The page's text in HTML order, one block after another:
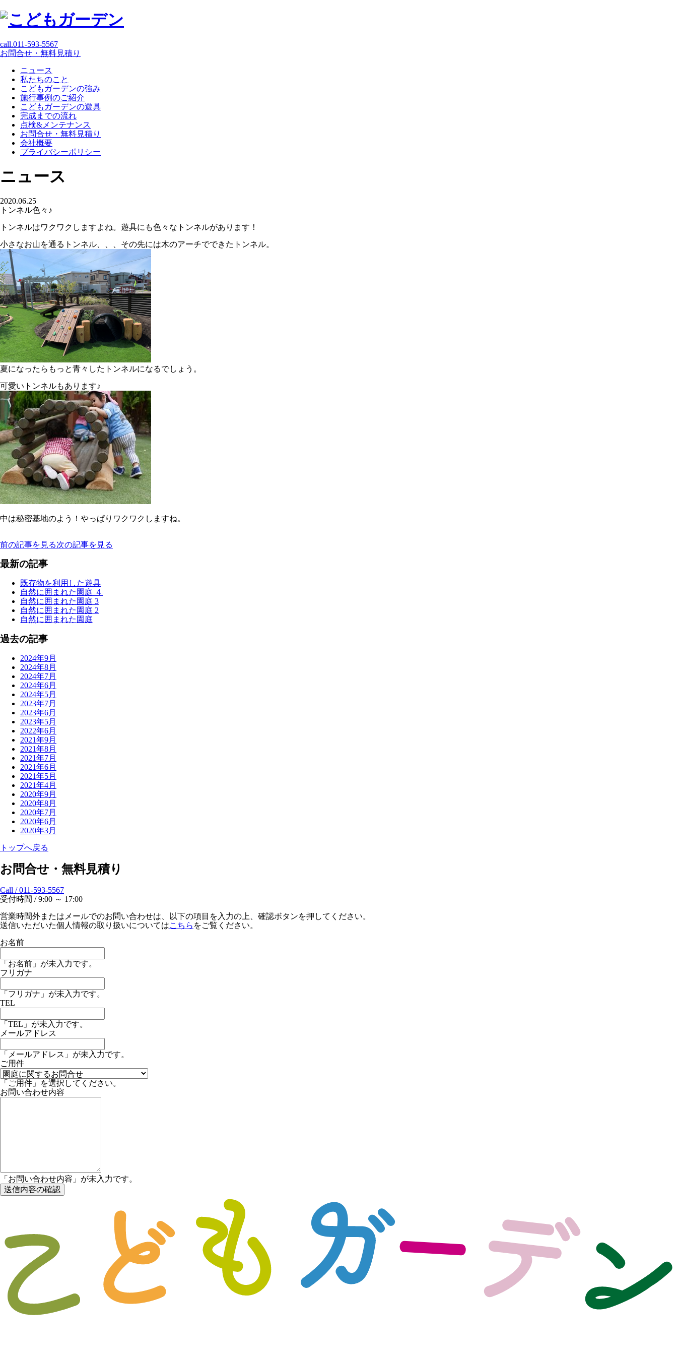
call.011-593-5567
お問合せ・無料見積り
ニュース
私たちのこと
こどもガーデンの強み
施行事例のご紹介
こどもガーデンの遊具
完成までの流れ
点検&メンテナンス
お問合せ・無料見積り
会社概要
プライバシーポリシー
ニュース
2020.06.25
トンネル色々♪
トンネルはワクワクしますよね。遊具にも色々なトンネルがあります！
小さなお山を通るトンネル、、、その先には木のアーチでできたトンネル。
夏になったらもっと青々したトンネルになるでしょう。
可愛いトンネルもあります♪
中は秘密基地のよう！やっぱりワクワクしますね。
前の記事を見る次の記事を見る
最新の記事
既存物を利用した遊具
自然に囲まれた園庭 ４
自然に囲まれた園庭 3
自然に囲まれた園庭 2
自然に囲まれた園庭
過去の記事
2024年9月
2024年8月
2024年7月
2024年6月
2024年5月
2023年7月
2023年6月
2023年5月
2022年6月
2021年9月
2021年8月
2021年7月
2021年6月
2021年5月
2021年4月
2020年9月
2020年8月
2020年7月
2020年6月
2020年3月
トップへ戻る
お問合せ・無料見積り
Call / 011-593-5567
受付時間 / 9:00 ～ 17:00
営業時間外またはメールでのお問い合わせは、以下の項目を入力の上、確認ボタンを押してください。
送信いただいた個人情報の取り扱いについてはこちら をご覧ください。
お名前
「お名前」が未入力です。
フリガナ
「フリガナ」が未入力です。
TEL
「TEL」が未入力です。
メールアドレス
「メールアドレス」が未入力です。
ご用件
「ご用件」を選択してください。
お問い合わせ内容
「お問い合わせ内容」が未入力です。
送信内容の確認